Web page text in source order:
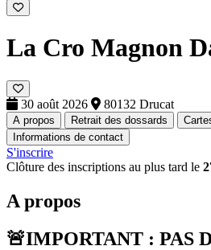
La Cro Magnon
30 août 2026 80132 Drucat
A propos Retrait des dossards
Informations de contact
S'inscrire
Clôture des inscriptions au plus tard le
A propos
🚨IMPORTANT : PAS